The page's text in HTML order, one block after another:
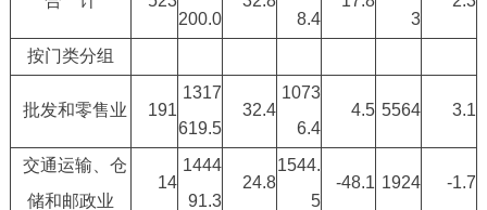
200.0
8.4
3
按门类分组
批发和零售业 191
1317
619.5
32.4
1073
6.4
4.5 5564 3.1
交通运输、仓
储和邮政业
14
1444
91.3
24.8
1544.
5
-48.1 1924 -1.7